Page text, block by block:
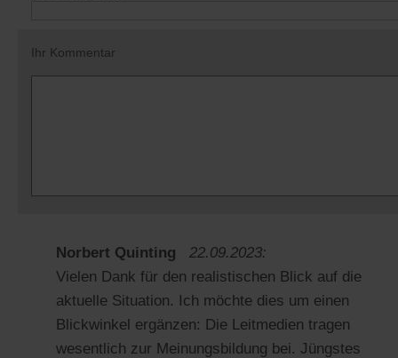
Ihr Kommentar
Norbert Quinting
22.09.2023:
Vielen Dank für den realistischen Blick auf die
aktuelle Situation. Ich möchte dies um einen
Blickwinkel ergänzen: Die Leitmedien tragen
wesentlich zur Meinungsbildung bei. Jüngstes